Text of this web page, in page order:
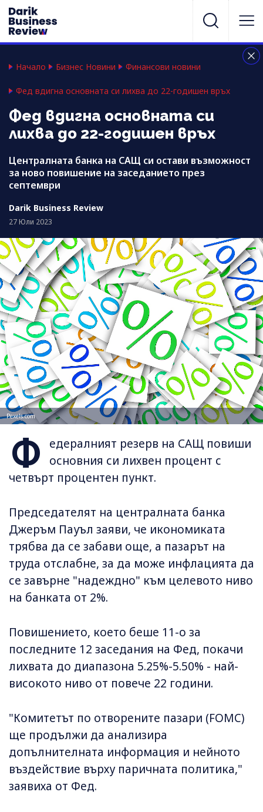
Начало Бизнес Новини Финансови новини
Фед вдигна основната си лихва до 22-годишен връх
Фед вдигна основната си
лихва до 22-годишен връх
Централната банка на САЩ си остави възможност
за ново повишение на заседанието през
септември
Darik Business Review
27 Юли 2023
Pexels.com
Ф
едералният резерв на САЩ повиши
основния си лихвен процент с
четвърт процентен пункт.
Председателят на централната банка
Джеръм Пауъл заяви, че икономиката
трябва да се забави още, а пазарът на
труда отслабне, за да може инфлацията да
се завърне "надеждно" към целевото ниво
на банката от 2%.
Повишението, което беше 11-о за
последните 12 заседания на Фед, покачи
лихвата до диапазона 5.25%-5.50% - най-
високото ниво от повече 22 години.
"Комитетът по отворените пазари (FOMC)
ще продължи да анализира
допълнителната информация и нейното
въздействие върху паричната политика,"
заявиха от Фед.